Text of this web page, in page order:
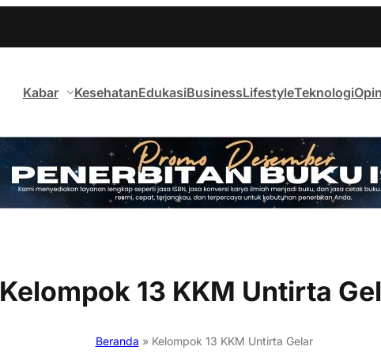
Kabar KesehatanEdukasiBusinessLifestyleTeknologi
Kelompok 13 KKM Untirta
Beranda » Kelompok 13 KKM Untirta Gelar